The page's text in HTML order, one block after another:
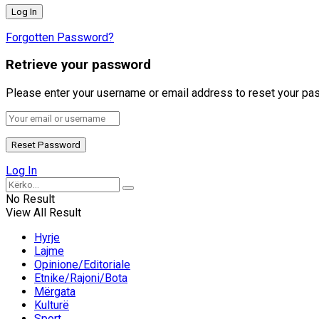
Forgotten Password?
Retrieve your password
Please enter your username or email address to reset your
Log In
No Result
View All Result
Hyrje
Lajme
Opinione/Editoriale
Etnike/Rajoni/Bota
Mërgata
Kulturë